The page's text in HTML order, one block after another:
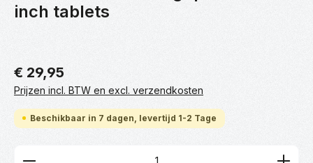
inch tablets
€ 29,95
Prijzen incl. BTW en excl. verzendkosten
Beschikbaar in 7 dagen, levertijd 1-2 Tage
Producthoeveelheid: Voer de gewenste